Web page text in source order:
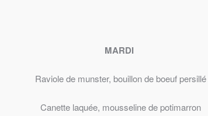
MARDI
Raviole de munster, bouillon de boeuf persillé
Canette laquée, mousseline de potimarron